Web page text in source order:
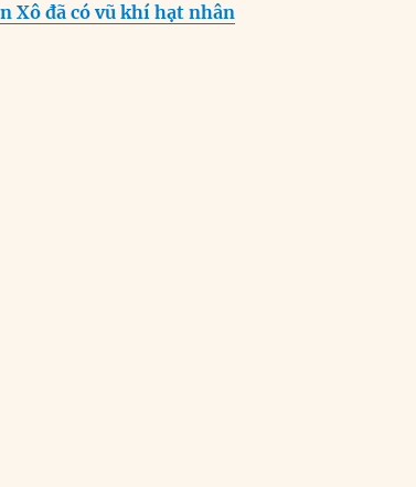
Xô đã có vũ khí hạt nhân